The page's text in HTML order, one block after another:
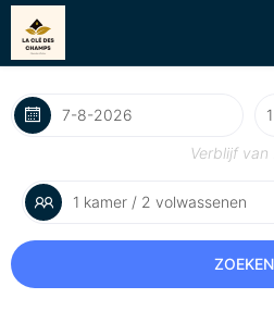
Verblijf van
1 kamer / 2 volwassenen